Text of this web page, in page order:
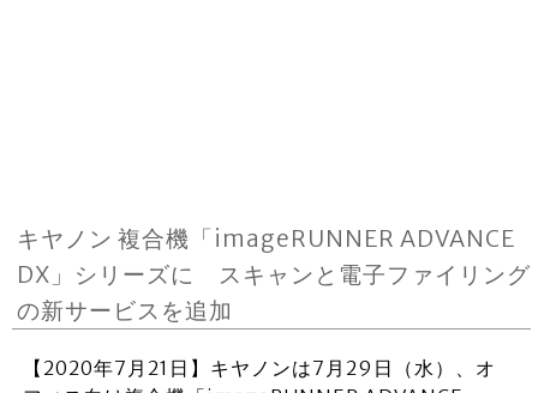
キヤノン 複合機「imageRUNNER ADVANCE
DX」シリーズに スキャンと電子ファイリング
の新サービスを追加
【2020年7月21日】キヤノンは7月29日（水）、オ